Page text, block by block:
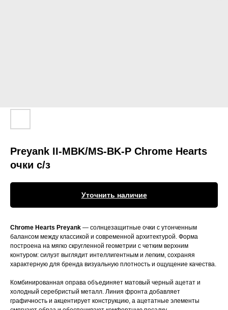
Preyank II-MBK/MS-BK-P Chrome Hearts
очки c/з
Уточнить наличие
Chrome Hearts Preyank — солнцезащитные очки с утонченным
балансом между классикой и современной архитектурой. Форма
построена на мягко скругленной геометрии с четким верхним
контуром: силуэт выглядит интеллигентным и легким, сохраняя
характерную для бренда визуальную плотность и ощущение качества.
Комбинированная оправа объединяет матовый черный ацетат и
холодный серебристый металл. Линия фронта добавляет
графичность и акцентирует конструкцию, а ацетатные элементы